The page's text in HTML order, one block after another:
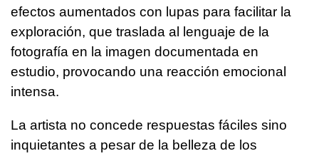
efectos aumentados con lupas para facilitar la
exploración, que traslada al lenguaje de la
fotografía en la imagen documentada en
estudio, provocando una reacción emocional
intensa.
La artista no concede respuestas fáciles sino
inquietantes a pesar de la belleza de los